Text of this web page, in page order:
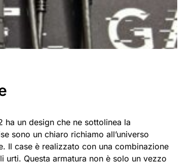
ha un design che ne sottolinea la
sono un chiaro richiamo all’universo
Il case è realizzato con una combinazione
urti. Questa armatura non è solo un vezzo